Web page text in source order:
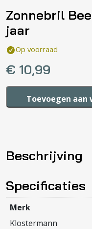
Zonnebril
jaar
Op voorraad
€ 10,99
Zonnebril
Beer
3
aantal
Toevoegen aan
Beschrijving
Specificaties
Merk
Klostermann